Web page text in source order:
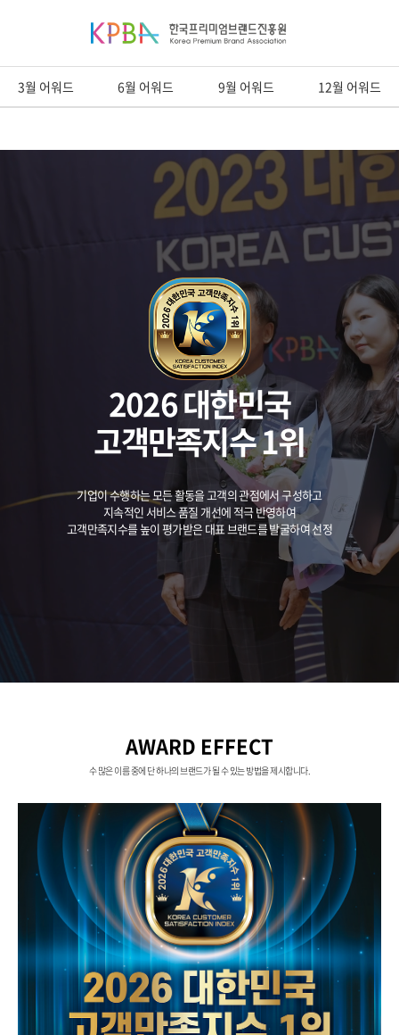
3월 어워드 6월 어워드 9월 어워드 12월 어워드
2026 대한민국
고객만족지수 1위
기업이 수행하는 모든 활동을 고객의 관점에서 구성하고
지속적인 서비스 품질 개선에 적극 반영하여
고객만족지수를 높이 평가받은 대표 브랜드를 발굴하여 선정
AWARD EFFECT
수 많은 이름 중에 단 하나의 브랜드가 될 수 있는 방법을 제시합니다.